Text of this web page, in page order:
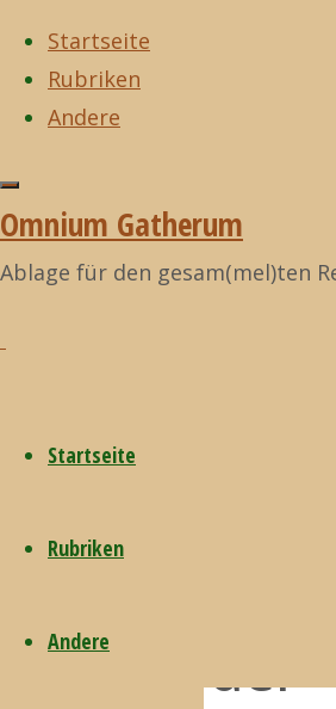
Zum
springen
Startseite
Rubriken
Andere
Omnium Gatherum
Ablage für den gesam(mel)ten
Startseite
Rubriken
Andere
science!
eine
Zwangsläufigkeit
science!
der